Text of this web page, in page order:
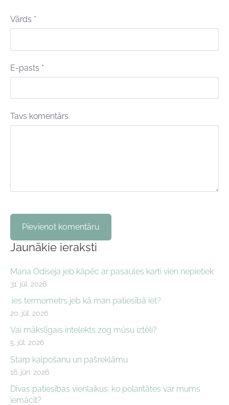
Jaunākie ieraksti
Mana Odiseja jeb kāpēc ar pasaules karti vien nepietiek
31. jūl. 2026
.ies termometrs jeb kā man patiesībā iet?
20. jūl. 2026
Vai mākslīgais intelekts zog mūsu iztēli?
5. jūl. 2026
Starp kalpošanu un pašreklāmu
16. jūn. 2026
Divas patiesības vienlaikus: ko polaritātes var mums
iemācīt?
Vārds *
E-pasts *
Tavs komentārs